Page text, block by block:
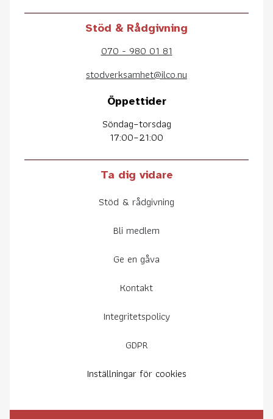
Stöd & Rådgivning
070 - 980 01 81
stodverksamhet@ilco.nu
Öppettider
Söndag–torsdag
17:00–21:00
Ta dig vidare
Stöd & rådgivning
Bli medlem
Ge en gåva
Kontakt
Integritetspolicy
GDPR
Inställningar för cookies